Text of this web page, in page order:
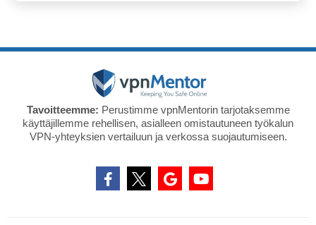
Tavoitteemme: Perustimme vpnMentorin tarjotaksemme
käyttäjillemme rehellisen, asialleen omistautuneen työkalun
VPN-yhteyksien vertailuun ja verkossa suojautumiseen.